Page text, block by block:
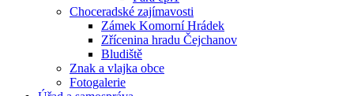
Choceradské zajímavosti
Zámek Komorní Hrádek
Zřícenina hradu Čejchanov
Bludiště
Znak a vlajka obce
Fotogalerie